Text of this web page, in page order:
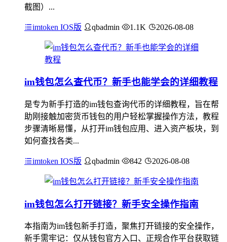
截图）...
imtoken IOS版 qbadmin 1.1K 2026-08-08
im钱包怎么查代币？新手也能学会的详细教程
是专为新手打造的im钱包查询代币的详细教程，旨在帮
助刚接触加密货币钱包的用户轻松掌握操作方法，教程
步骤清晰易懂，从打开im钱包应用、进入资产板块，到
如何查找各类...
imtoken IOS版 qbadmin 842 2026-08-08
im钱包怎么打开链接？新手安全操作指南
本指南为im钱包新手打造，聚焦打开链接的安全操作，
新手需牢记：仅从钱包官方入口、正规合作平台获取链